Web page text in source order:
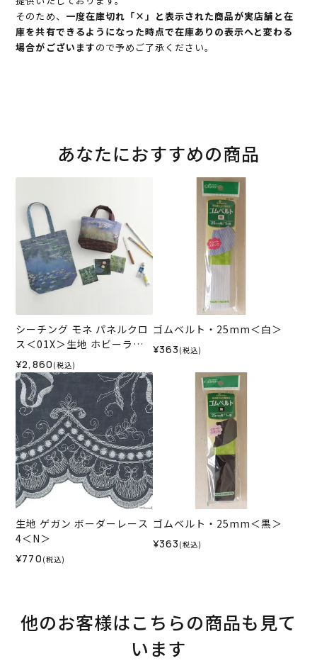
そのため、 一度在庫切れ「×」と表示された商品が実店舗と在
庫を共有できるようになった時点で在庫ありの表示へと変わる
場合がございますので予めご了承ください。
あなたにおすすめの商品
シーチング モネ パネルクロ
ス＜01X＞生地 ホビーラホ
ビーレデザインコレクショ
ン
¥2,860 (税込)
ゴムベルト・25mm＜白＞
¥363 (税込)
生地 ゲガン ボーダーレース
4＜N＞
¥770 (税込)
ゴムベルト・25mm＜黒＞
¥363 (税込)
他のお客様はこちらの商品も見て
います